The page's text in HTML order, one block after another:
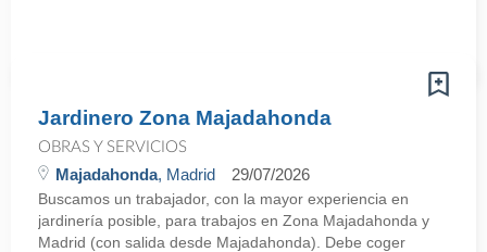
Jardinero Zona Majadahonda
OBRAS Y SERVICIOS
Majadahonda, Madrid 29/07/2026
Buscamos un trabajador, con la mayor experiencia en
jardinería posible, para trabajos en Zona Majadahonda y
Madrid (con salida desde Majadahonda). Debe coger